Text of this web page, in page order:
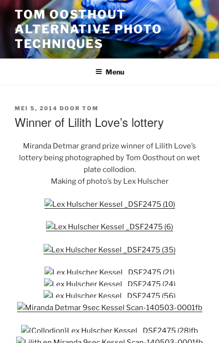
Ga
inhoud
TOM OOSTHOUT
ALTERNATIVE PHOTO
TECHNIQUES
Menu
GEPLAATST
MEI 5, 2014 DOOR TOM
Winner of Lilith Love’s lottery
Miranda Detmar grand prize winner of Lilith Love’s
lottery being photographed by Tom Oosthout on wet
plate collodion.
Making of photo’s by Lex Hulscher